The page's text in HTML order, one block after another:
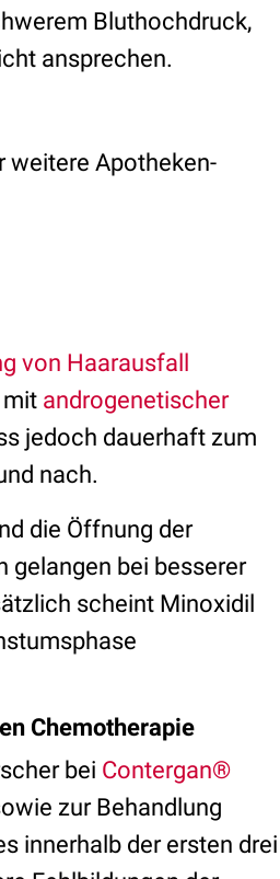
Bluthochdruck,
ansprechen.
weitere Apotheken-
von Haarausfall
mit androgenetischer
jedoch dauerhaft zum
nach.
die Öffnung der
gelangen bei besserer
scheint Minoxidil
Chemotherapie
bei Contergan®
zur Behandlung
innerhalb der ersten drei